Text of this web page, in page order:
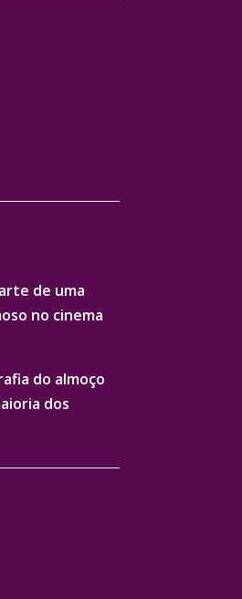
de uma
no cinema
do almoço
dos